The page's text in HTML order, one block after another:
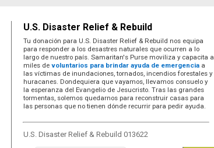
U.S. Disaster Relief & Rebuild
Tu donación para U.S. Disaster Relief & Rebuild nos equipa
para responder a los desastres naturales que ocurren a lo
largo de nuestro país. Samaritan's Purse moviliza y capacita a
miles de voluntarios para brindar ayuda de emergenciaa
las víctimas de inundaciones, tornados, incendios forestales y
huracanes. Dondequiera que vayamos, llevamos consuelo y
la esperanza del Evangelio de Jesucristo. Tras las grandes
tormentas, solemos quedarnos para reconstruir casas para
las personas que no tienen dónde recurrir para pedir ayuda.
U.S. Disaster Relief & Rebuild 013622